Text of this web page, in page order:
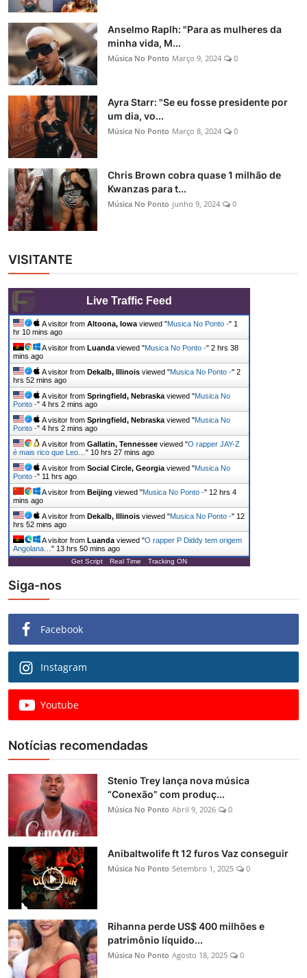
Anselmo Raplh: "Para as mulheres da
minha vida, M...
Música No Ponto Março 9, 2024 0
Ayra Starr: "Se eu fosse presidente por
um dia, vo...
Música No Ponto Março 8, 2024 0
Chris Brown cobra quase 1 milhão de
Kwanzas para t...
Música No Ponto junho 9, 2024 0
VISITANTE
Live Traffic Feed
A visitor from Altoona, Iowa viewed "Musica No Ponto -" 1
hr 10 mins ago
A visitor from Luanda viewed "Musica No Ponto -" 2 hrs 38
mins ago
A visitor from Dekalb, Illinois viewed "Musica No Ponto -" 2
hrs 52 mins ago
A visitor from Springfield, Nebraska viewed "Musica No
Ponto -" 4 hrs 2 mins ago
A visitor from Springfield, Nebraska viewed "Musica No
Ponto -" 4 hrs 2 mins ago
A visitor from Gallatin, Tennessee viewed "O rapper JAY-Z
é mais rico que Leo… " 10 hrs 27 mins ago
A visitor from Social Circle, Georgia viewed "Musica No
Ponto -" 11 hrs ago
A visitor from Beijing viewed "Musica No Ponto -" 12 hrs 4
mins ago
A visitor from Dekalb, Illinois viewed "Musica No Ponto -" 12
hrs 52 mins ago
A visitor from Luanda viewed "O rapper P Diddy tem origem
Angolana… " 13 hrs 50 mins ago
Get Script Real Time Tracking ON
Siga-nos
Facebook
Instagram
Youtube
Notícias recomendadas
Stenio Trey lança nova música
“Conexão” com produç...
Música No Ponto Abril 9, 2026 0
Anibaltwolife ft 12 furos Vaz conseguir
Música No Ponto Setembro 1, 2025 0
Rihanna perde US$ 400 milhões e
patrimônio líquido...
Música No Ponto Agosto 18, 2025 0